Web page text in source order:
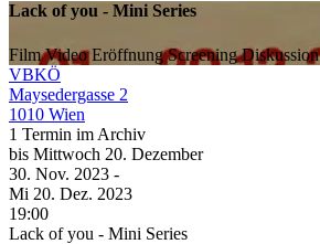
Lack of you - Mini Series
FilmVideoEröffnungScreeningDiskussion
VBKÖ
Maysedergasse 2
1010 Wien
1 Termin im Archiv
bis Mittwoch 20. Dezember
30. Nov. 2023 -
Mi 20. Dez. 2023
19:00
Lack of you - Mini Series